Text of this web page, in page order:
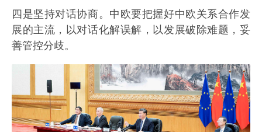
四是坚持对话协商。中欧要把握好中欧关系合作发
展的主流，以对话化解误解，以发展破除难题，妥
善管控分歧。